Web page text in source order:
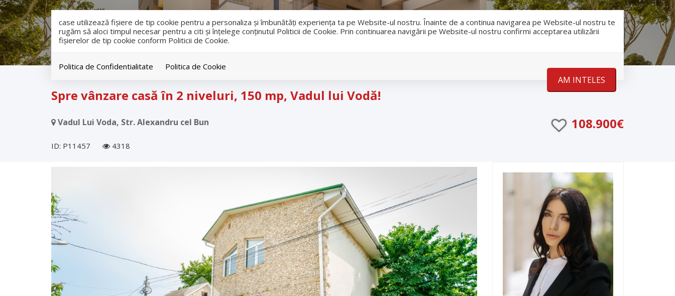
case utilizează fişiere de tip cookie pentru a personaliza și îmbunătăți experiența ta pe Website-ul nostru. Înainte de a continua navigarea pe Website-ul nostru te
rugăm să aloci timpul necesar pentru a citi și înțelege conținutul Politicii de Cookie. Prin continuarea navigării pe Website-ul nostru confirmi acceptarea utilizării
fişierelor de tip cookie conform Politicii de Cookie.
Politica de Confidentialitate Politica de Cookie
AM INTELES
RO RU
info@romanescu.md +37369883878
Spre vânzare casă în 2 niveluri, 150 mp, Vadul lui Vodă!
Vadul Lui Voda, Str. Alexandru cel Bun 108.900€
ID: P11457 4318